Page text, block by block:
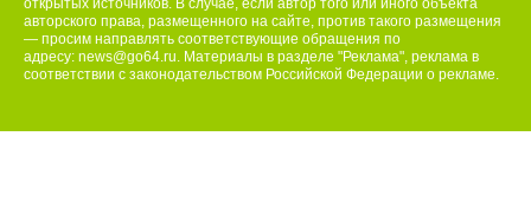
открытых источников. В случае, если автор того или иного объекта
авторского права, размещенного на сайте, против такого размещения
— просим направлять соответствующие обращения по
адресу: news@go64.ru. Материалы в разделе "Реклама", реклама в
соответствии с законодательством Российской Федерации о рекламе.